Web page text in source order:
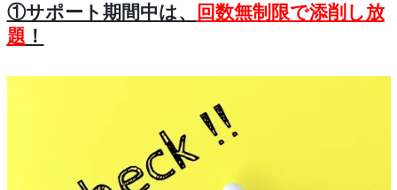
①サポート期間中は、
回数無制限で添削し放
題 ！